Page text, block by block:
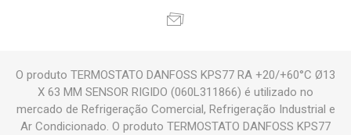
O produto TERMOSTATO DANFOSS KPS77 RA +20/+60°C Ø13
X 63 MM SENSOR RIGIDO (060L311866) é utilizado no
mercado de Refrigeração Comercial, Refrigeração Industrial e
Ar Condicionado. O produto TERMOSTATO DANFOSS KPS77